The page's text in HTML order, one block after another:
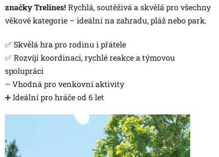
značky Trelines!Rychlá, soutěživá a skvělá pro všechny
věkové kategorie – ideální na zahradu, pláž nebo park.
✅ Skvělá hra pro rodinu i přátele
✅ Rozvíjí koordinaci, rychlé reakce a týmovou
spolupráci
– Vhodná pro venkovní aktivity
➕ Ideální pro hráče od 6 let